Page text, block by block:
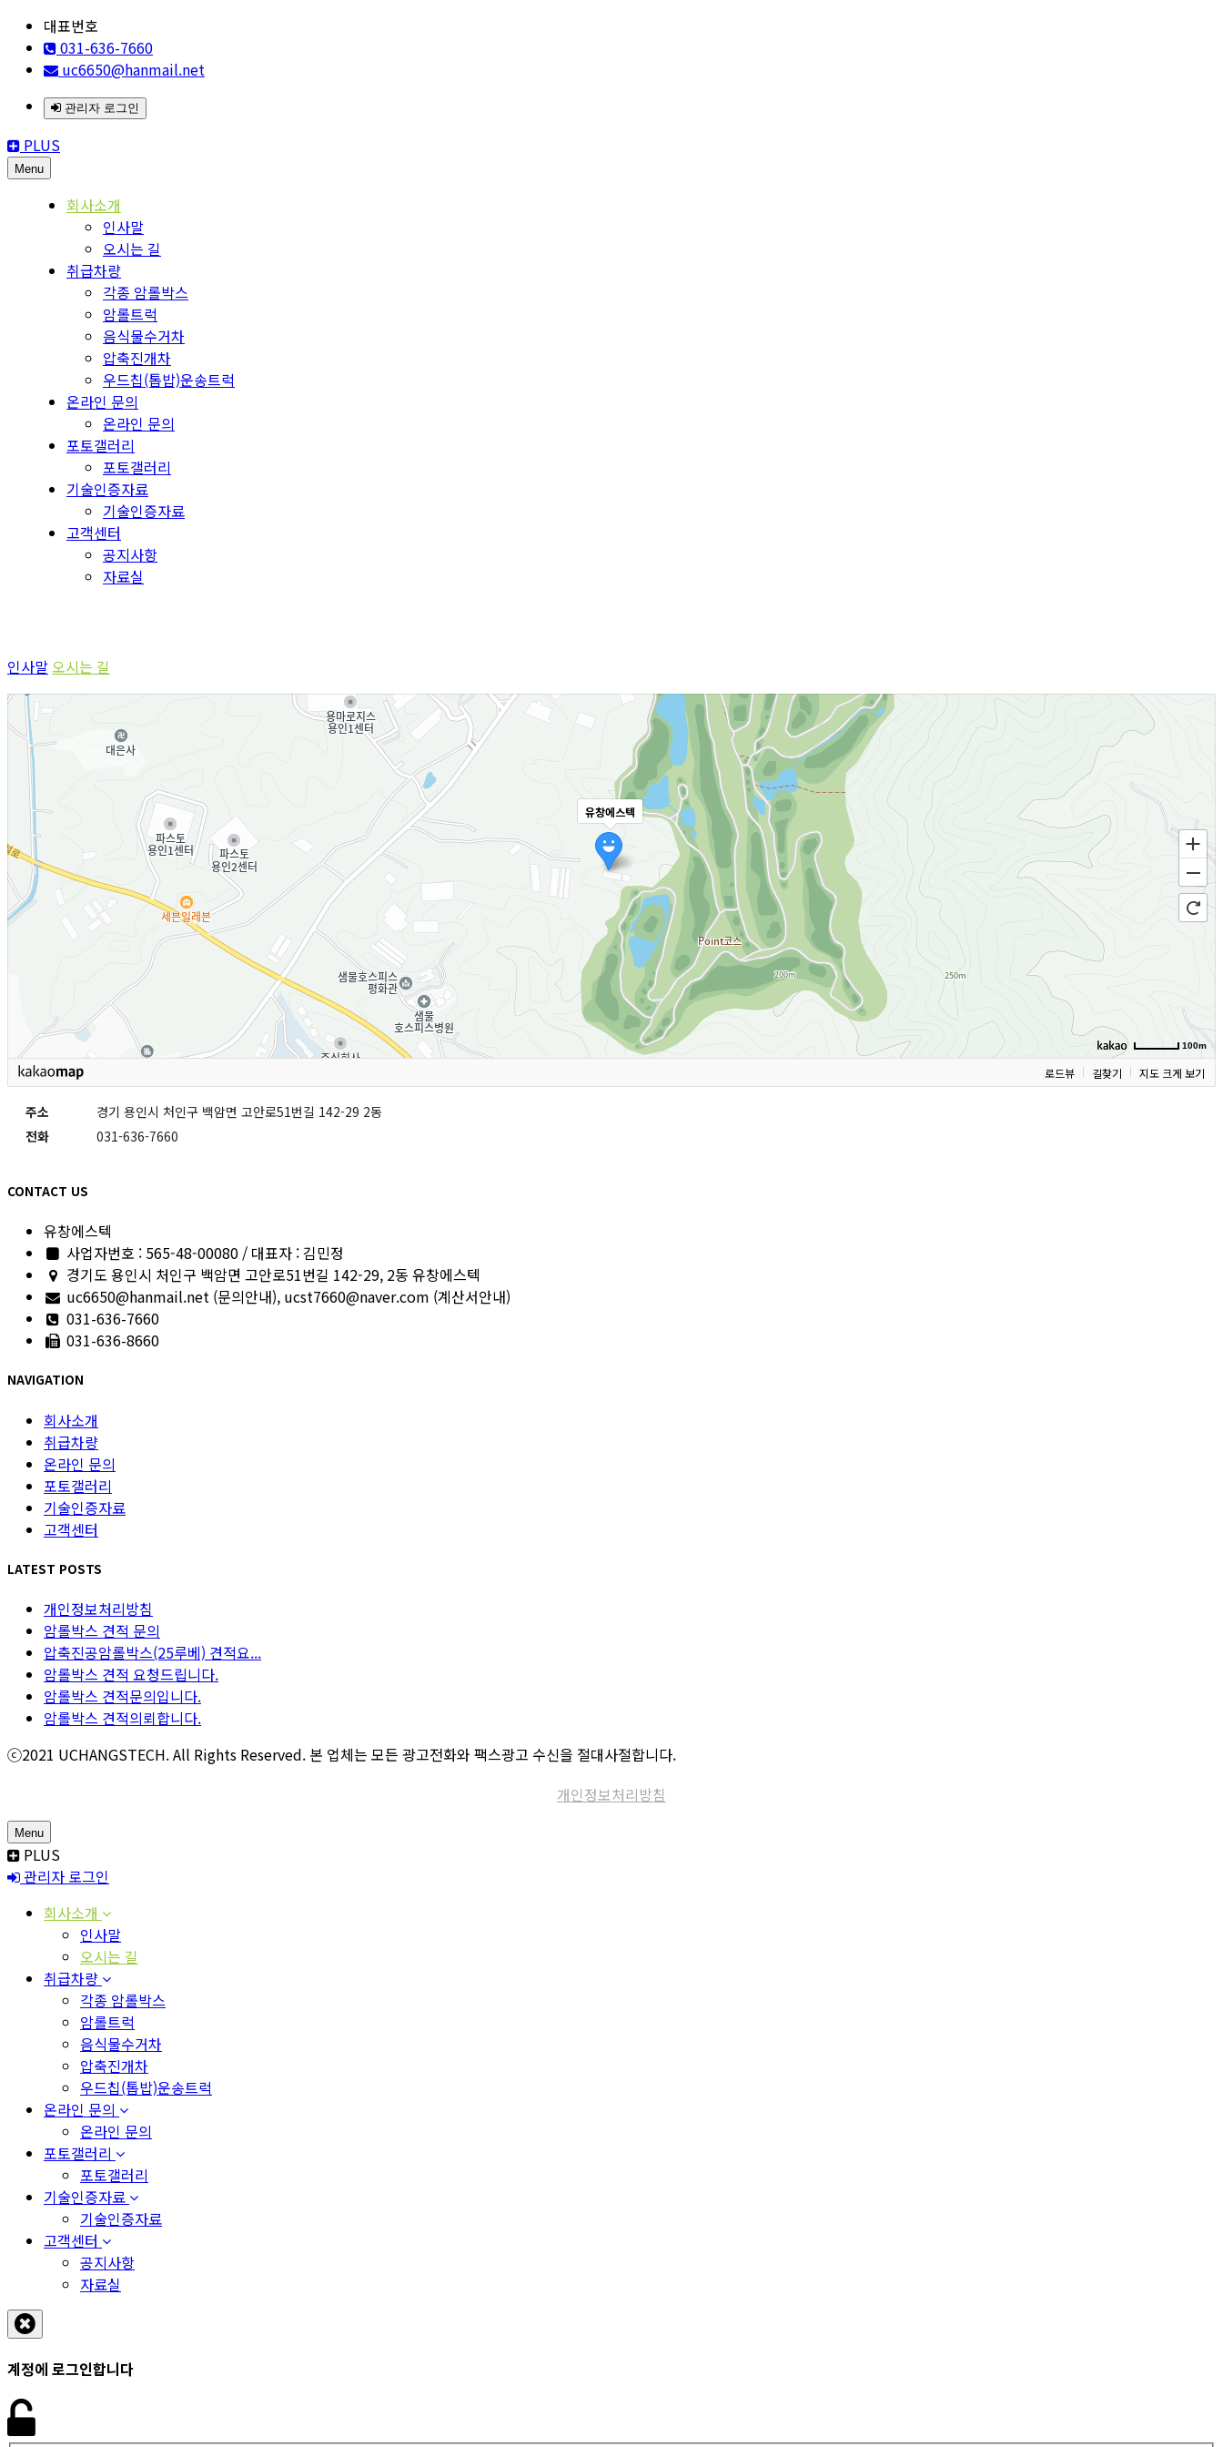
대표번호
031-636-7660
uc6650@hanmail.net
관리자 로그인
PLUS
Menu
회사소개
인사말
오시는 길
취급차량
각종 암롤박스
암롤트럭
음식물수거차
압축진개차
우드칩(톱밥)운송트럭
온라인 문의
온라인 문의
포토갤러리
포토갤러리
기술인증자료
기술인증자료
고객센터
공지사항
자료실
인사말 오시는 길
유창에스텍
100m
로드뷰 길찾기 지도 크게 보기
주소
경기 용인시 처인구 백암면 고안로51번길 142-29 2동
전화
031-636-7660
CONTACT US
유창에스텍
사업자번호 : 565-48-00080 / 대표자 : 김민정
경기도 용인시 처인구 백암면 고안로51번길 142-29, 2동 유창에스텍
uc6650@hanmail.net (문의안내), ucst7660@naver.com (계산서안내)
031-636-7660
031-636-8660
NAVIGATION
회사소개
취급차량
온라인 문의
포토갤러리
기술인증자료
고객센터
LATEST POSTS
개인정보처리방침
암롤박스 견적 문의
압축진공암롤박스(25루베) 견적요...
암롤박스 견적 요청드립니다.
암롤박스 견적문의입니다.
암롤박스 견적의뢰합니다.
ⓒ2021 UCHANGSTECH. All Rights Reserved. 본 업체는 모든 광고전화와 팩스광고 수신을 절대사절합니다.
개인정보처리방침
Menu
PLUS
관리자 로그인
회사소개
인사말
오시는 길
취급차량
각종 암롤박스
암롤트럭
음식물수거차
압축진개차
우드칩(톱밥)운송트럭
온라인 문의
온라인 문의
포토갤러리
포토갤러리
기술인증자료
기술인증자료
고객센터
공지사항
자료실
계정에 로그인합니다